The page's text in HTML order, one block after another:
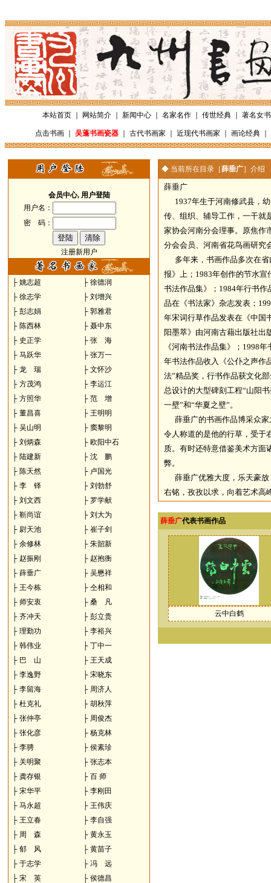
本站首页｜ 网站简介｜ 新闻中心 名家名作｜ 传世经典｜ 著名女
点击书画｜ 吴蓬书画瓷器｜ 古代书画家 近现代书画家 画论经典｜
会员中心, 用户登陆
用户名：
密 码：
注册新用户
├ 姚志超 ├ 徐德润
├ 徐志学 ├ 刘增兴
├ 彭志娟 ├ 郭雅君
├ 陈西林 ├ 聂中东
├ 史正学 ├ 张 海
├ 马跃华 ├ 张万一
├ 龙 瑞 ├ 文怀沙
├ 方茂鸿 ├ 李运江
├ 方照华 ├ 范 增
├ 董昌喜 ├ 王明明
├ 吴山明 ├ 窦黎明
├ 刘炳森 ├ 欧阳中石
├ 陆建新 ├ 沈 鹏
├ 陈天然 ├ 卢国光
├ 李 铎 ├ 刘勃舒
├ 刘文西 ├ 罗学献
├ 靳尚谊 ├ 刘大为
├ 尉天池 ├ 崔子剑
├ 余修林 ├ 朱韶新
├ 赵振刚 ├ 赵抱衡
├ 薛垂广 ├ 吴懋祥
├ 王今栋 ├ 仝相和
├ 师安衷 ├ 桑 凡
├ 齐冲天 ├ 彭立贵
├ 理勤功 ├ 李裕兴
├ 韩伟业 ├ 丁中一
├ 巴 山 ├ 王天成
├ 李逸野 ├ 宋晓东
├ 李留海 ├ 周济人
├ 杜克礼 ├ 胡秋萍
├ 张仲亭 ├ 周俊杰
├ 张化彦 ├ 杨克林
├ 李骋 ├ 侯素珍
├ 关明聚 ├ 张志本
├ 龚存银 ├ 百 师
├ 宋华平 ├ 李刚田
├ 马永超 ├ 王伟庆
├ 王立春 ├ 李自强
├ 周 森 ├ 黄永玉
├ 郁 风 ├ 黄苗子
├ 于志学 ├ 冯 远
├ 宋 英 ├ 侯德昌
◆ 当前所在目录［薛垂广］介
薛垂广
1937年生于河南修武县，幼
传、组织、辅导工作，一干就
家协会河南分会理事。原焦作
分会会员、河南省花鸟画研究
多年来，书画作品多次在省
报》上；1983年创作的节水
书法作品集》；1984年行书
品在《书法家》杂志发表；
年宋词行草作品发表在《中国
阳墨萃》由河南古藉出版社出
《河南书法作品集》；1998
年书法作品收入《公仆之声作
法”精品奖，行书作品获文化
总设计的大型碑刻工程“山阳
一壁”和“华夏之壁”。
薛垂广的书画作品博采众家
令人称道的是他的行草，受于
质。有时还特意借鉴美术方面
弊。
薛垂广优雅大度，乐天豪放
右铭，孜孜以求，向着艺术高
薛垂广代表书画作品
云中白鹤